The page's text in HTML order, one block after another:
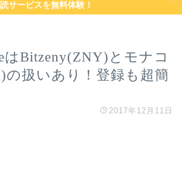
読サービスを無料体験！
はBitzeny(ZNY)とモナコ
の扱いあり！登録も超簡
2017年12月11日